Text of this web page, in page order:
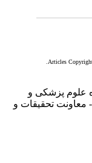
Articles
شماره2 دانشگاه علوم پزشکی و
تحقیقات و